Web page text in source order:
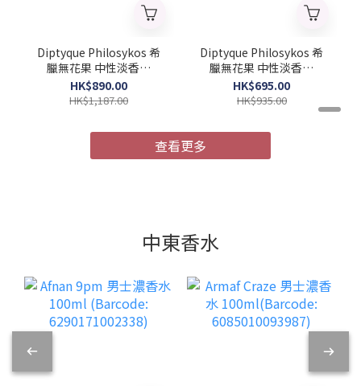
Diptyque Philosykos 希
臘無花果 中性淡香水
100ml (Barcode:
3700431421555)
HK$890.00
HK$1,187.00
Diptyque Philosykos 希
臘無花果 中性淡香水
50ml (Barcode:
3700431421548)
HK$695.00
HK$935.00
查看更多
中東香水